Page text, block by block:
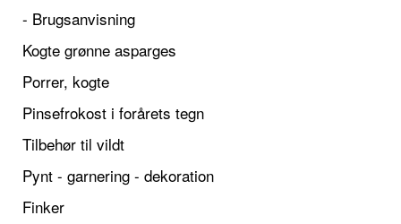
- Brugsanvisning
Kogte grønne asparges
Porrer, kogte
Pinsefrokost i forårets tegn
Tilbehør til vildt
Pynt - garnering - dekoration
Finker